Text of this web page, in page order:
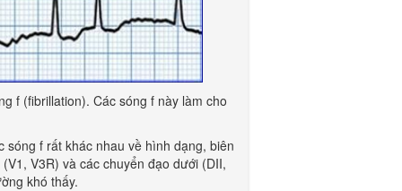
f (fibrillation). Các sóng f này làm cho
f rất khác nhau về hình dạng, biên
V3R) và các chuyển đạo dưới (DII,
khó thấy.